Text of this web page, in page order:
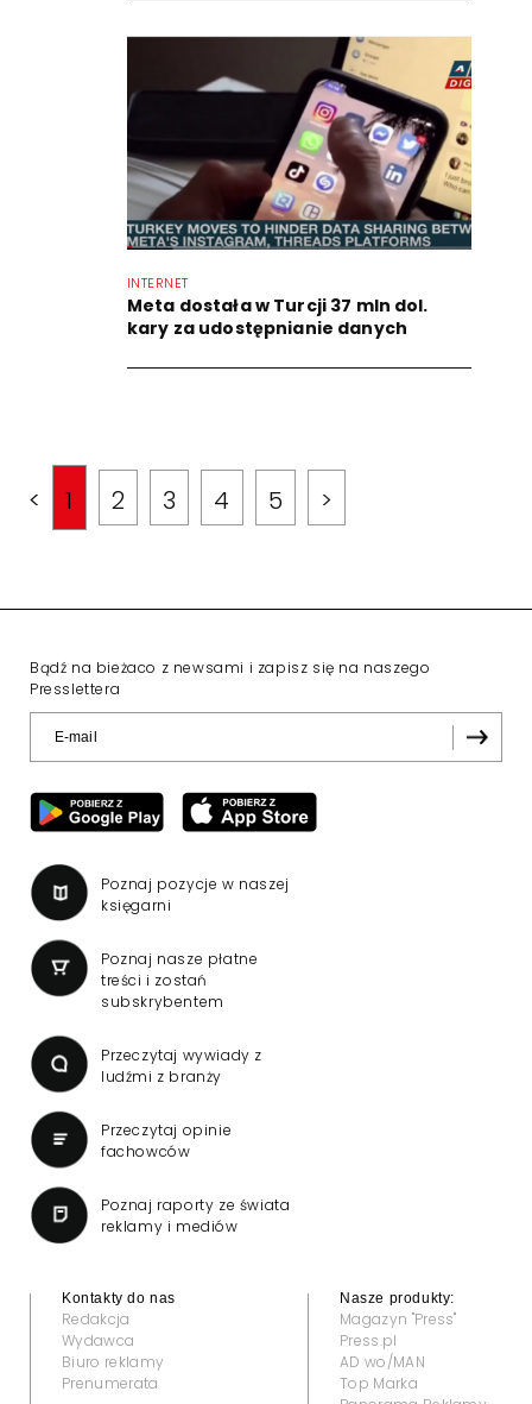
INTERNET
Meta dostała w Turcji 37 mln dol.
kary za udostępnianie danych
< 1 2 3 4 5 >
Bądź na bieżaco z newsami i zapisz się na naszego
Presslettera
Poznaj pozycje w naszej
księgarni
Poznaj nasze płatne
treści i zostań
subskrybentem
Przeczytaj wywiady z
ludźmi z branży
Przeczytaj opinie
fachowców
Poznaj raporty ze świata
reklamy i mediów
Kontakty do nas
Redakcja
Wydawca
Biuro reklamy
Prenumerata
Nasze produkty:
Magazyn "Press"
Press.pl
AD wo/MAN
Top Marka